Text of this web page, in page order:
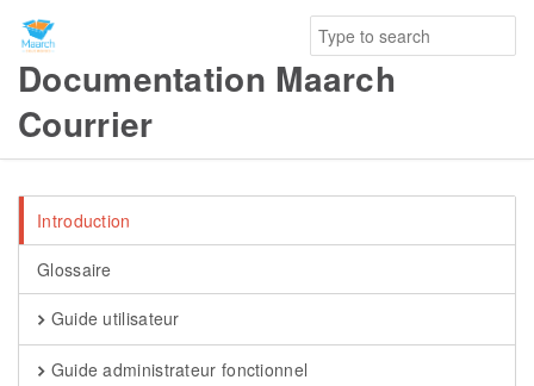
Documentation Maarch
Courrier
Introduction
Glossaire
Guide utilisateur
Guide administrateur fonctionnel